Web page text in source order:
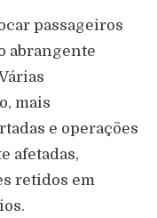
passageiros
abrangente
mais
e operações
afetadas,
retidos em